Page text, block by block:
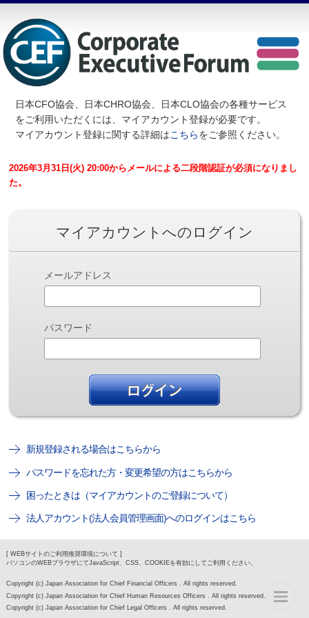
日本CFO協会、日本CHRO協会、日本CLO協会の各種サービス
をご利用いただくには、マイアカウント登録が必要です。
マイアカウント登録に関する詳細はこちらをご参照ください。
2026年3月31日(火) 20:00からメールによる二段階認証が必須になりまし
た。
マイアカウントへのログイン
メールアドレス
パスワード
新規登録される場合はこちらから
パスワードを忘れた方・変更希望の方はこちらから
困ったときは（マイアカウントのご登録について）
法人アカウント(法人会員管理画面)へのログインはこちら
[ WEBサイトのご利用推奨環境について ]
パソコンのWEBブラウザにてJavaScript、CSS、COOKIEを有効にしてご利用ください。
Copyright (c) Japan Association for Chief Financial Officers . All rights reserved.
Copyright (c) Japan Association for Chief Human Resources Officers . All rights reserved.
Copyright (c) Japan Association for Chief Legal Officers . All rights reserved.